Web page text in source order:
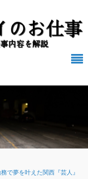
で夢を叶えた関西『芸人』